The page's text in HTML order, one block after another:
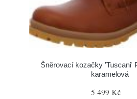
Šněrovací kozačky 'Tuscani'
karamelová
5 499 Kč